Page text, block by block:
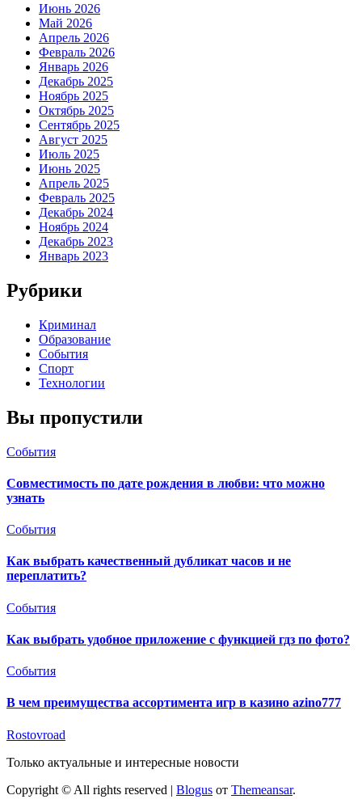
Июнь 2026
Май 2026
Апрель 2026
Февраль 2026
Январь 2026
Декабрь 2025
Ноябрь 2025
Октябрь 2025
Сентябрь 2025
Август 2025
Июль 2025
Июнь 2025
Апрель 2025
Февраль 2025
Декабрь 2024
Ноябрь 2024
Декабрь 2023
Январь 2023
Рубрики
Криминал
Образование
События
Спорт
Технологии
Вы пропустили
События
Совместимость по дате рождения в любви: что можно
узнать
События
Как выбрать качественный дубликат часов и не
переплатить?
События
Как выбрать удобное приложение с функцией гдз по фото?
События
В чем преимущества ассортимента игр в казино azino777
Rostovroad
Только актуальные и интересные новости
Copyright © All rights reserved | Blogus от Themeansar.